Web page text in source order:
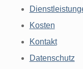
Kosten
Kontakt
Datenschutz